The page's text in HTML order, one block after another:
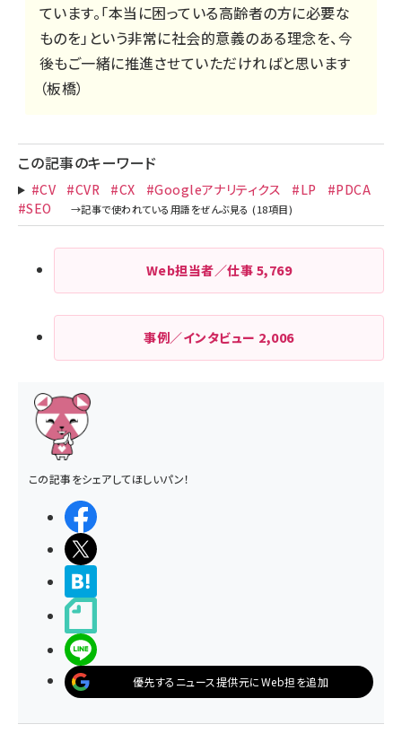
ています。「本当に困っている高齢者の方に必要な
ものを」という非常に社会的意義のある理念を、今
後もご一緒に推進させていただければと思います
（板橋）
この記事のキーワード
#CV #CVR #CX #Googleアナリティクス #LP
#PDCA
#SEO
Web担当者／仕事 5,769
事例／インタビュー 2,006
この記事をシェアしてほしいパン！
優先するニュース提供元にWeb担を追加